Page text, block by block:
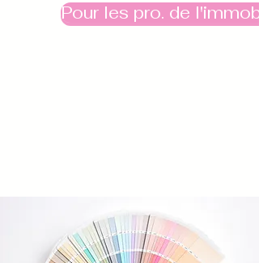
Pour les pro. de